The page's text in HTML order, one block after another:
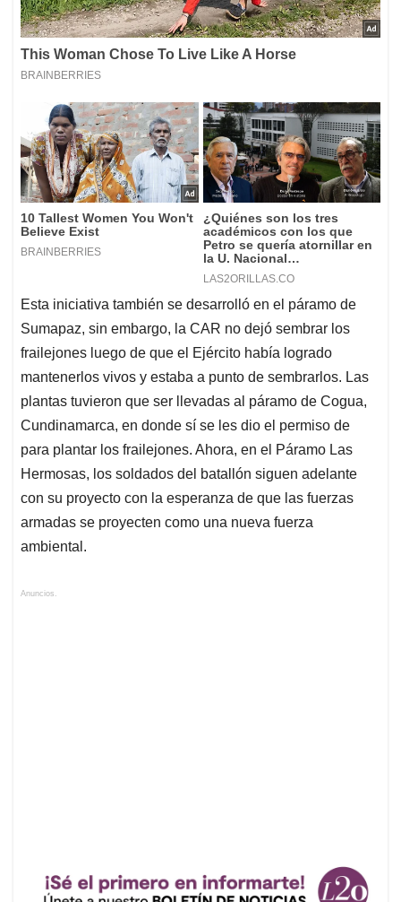
Esta iniciativa también se desarrolló en el páramo de
Sumapaz, sin embargo, la CAR no dejó sembrar los
frailejones luego de que el Ejército había logrado
mantenerlos vivos y estaba a punto de sembrarlos. Las
plantas tuvieron que ser llevadas al páramo de Cogua,
Cundinamarca, en donde sí se les dio el permiso de
para plantar los frailejones. Ahora, en el Páramo Las
Hermosas, los soldados del batallón siguen adelante
con su proyecto con la esperanza de que las fuerzas
armadas se proyecten como una nueva fuerza
ambiental.
Anuncios.